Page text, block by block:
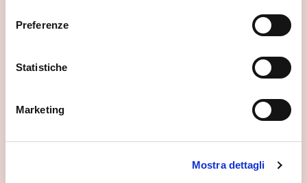
Preferenze
Statistiche
Marketing
Mostra dettagli